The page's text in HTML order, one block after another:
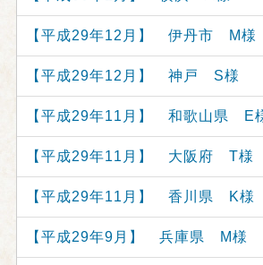
【平成29年12月】 伊丹市 M様
【平成29年12月】 神戸 S様
【平成29年11月】 和歌山県 E
【平成29年11月】 大阪府 T様
【平成29年11月】 香川県 K様
【平成29年9月】 兵庫県 M様